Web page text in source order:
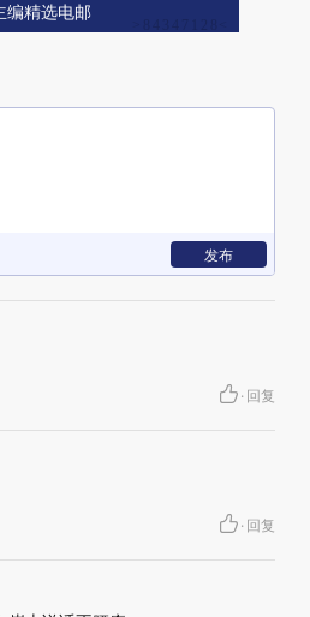
编精选电邮
发布
· 回复
· 回复